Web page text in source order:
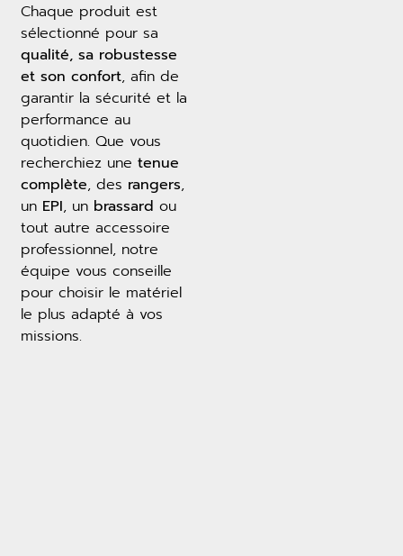
Chaque produit est
sélectionné pour sa
qualité, sa robustesse
et son confort, afin de
garantir la sécurité et la
performance au
quotidien. Que vous
recherchiez unetenue
complète, des rangers,
un EPI, un brassard ou
tout autre accessoire
professionnel, notre
équipe vous conseille
pour choisir le matériel
le plus adapté à vos
missions.